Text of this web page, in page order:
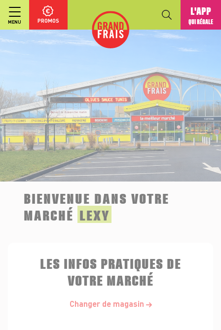
MENU PROMOS
L'APP
QUI RÉGALE
BIENVENUE DANS VOTRE
MARCHÉ LEXY
LES INFOS PRATIQUES DE
VOTRE MARCHÉ
Changer de magasin